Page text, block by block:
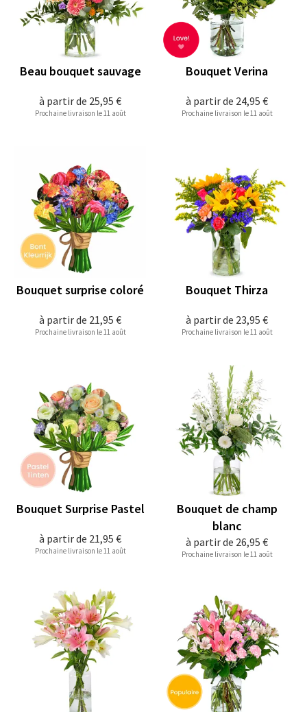
à partir de 25,95 €
Beau bouquet sauvage
Prochaine livraison le 11 août
à partir de 24,95 €
Bouquet Verina
Prochaine livraison le 11 août
à partir de 21,95 €
Bouquet surprise coloré
Prochaine livraison le 11 août
à partir de 23,95 €
Bouquet Thirza
Prochaine livraison le 11 août
à partir de 21,95 €
Bouquet Surprise Pastel
Prochaine livraison le 11 août
à partir de 26,95 €
Bouquet de champ
blanc
Prochaine livraison le 11 août